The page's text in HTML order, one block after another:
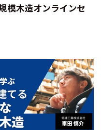
模木造オンラインセ